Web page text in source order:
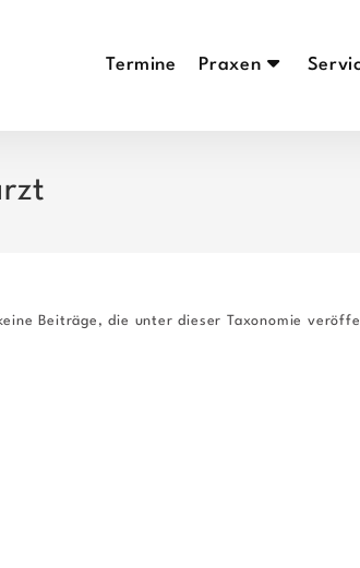
Termine Praxen
Beiträge, die unter dieser Taxonomie